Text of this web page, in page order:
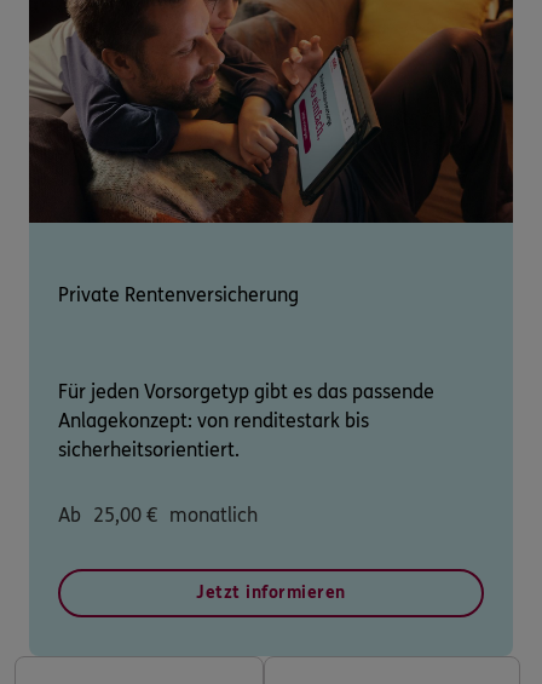
Private Rentenversicherung
Für jeden Vorsorgetyp gibt es das passende
Anlagekonzept: von renditestark bis
sicherheitsorientiert.
Ab 25,00 € monatlich
Jetzt informieren